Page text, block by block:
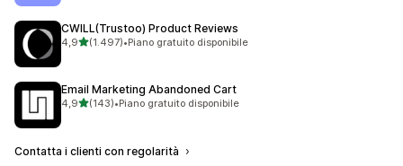
CWILL(Trustoo) Product Reviews
4,9stelle su 5
(1.497)
1497 recensioni totali
•Piano gratuito disponibile
Email Marketing Abandoned Cart
4,9stelle su 5
(143)
143 recensioni totali
•Piano gratuito disponibile
Contatta i clienti con regolarità